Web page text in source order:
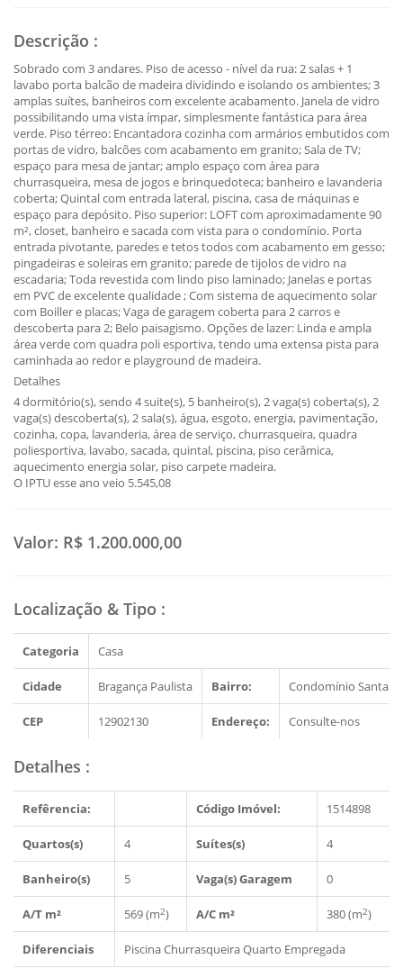
Descrição :
Sobrado com 3 andares. Piso de acesso - nível da rua: 2 salas + 1
lavabo porta balcão de madeira dividindo e isolando os ambientes; 3
amplas suítes, banheiros com excelente acabamento. Janela de vidro
possibilitando uma vista ímpar, simplesmente fantástica para área
verde. Piso térreo: Encantadora cozinha com armários embutidos com
portas de vidro, balcões com acabamento em granito; Sala de TV;
espaço para mesa de jantar; amplo espaço com área para
churrasqueira, mesa de jogos e brinquedoteca; banheiro e lavanderia
coberta; Quintal com entrada lateral, piscina, casa de máquinas e
espaço para depósito. Piso superior: LOFT com aproximadamente 90
m², closet, banheiro e sacada com vista para o condomínio. Porta
entrada pivotante, paredes e tetos todos com acabamento em gesso;
pingadeiras e soleiras em granito; parede de tijolos de vidro na
escadaria; Toda revestida com lindo piso laminado; Janelas e portas
em PVC de excelente qualidade ; Com sistema de aquecimento solar
com Boiller e placas; Vaga de garagem coberta para 2 carros e
descoberta para 2; Belo paisagismo. Opções de lazer: Linda e ampla
área verde com quadra poli esportiva, tendo uma extensa pista para
caminhada ao redor e playground de madeira.
Detalhes
4 dormitório(s), sendo 4 suite(s), 5 banheiro(s), 2 vaga(s) coberta(s), 2
vaga(s) descoberta(s), 2 sala(s), água, esgoto, energia, pavimentação,
cozinha, copa, lavanderia, área de serviço, churrasqueira, quadra
poliesportiva, lavabo, sacada, quintal, piscina, piso cerâmica,
aquecimento energia solar, piso carpete madeira.
O IPTU esse ano veio 5.545,08
Valor: R$ 1.200.000,00
Localização & Tipo :
Categoria Casa
Cidade Bragança Paulista Bairro: Condomínio Santa
CEP 12902130 Endereço: Consulte-nos
Detalhes :
Refêrencia: Código Imóvel: 1514898
Quartos(s) 4 Suítes(s) 4
Banheiro(s) 5 Vaga(s) Garagem 0
A/T m² 569 (m2) A/C m² 380 (m2)
Diferenciais PiscinaChurrasqueiraQuarto Empregada